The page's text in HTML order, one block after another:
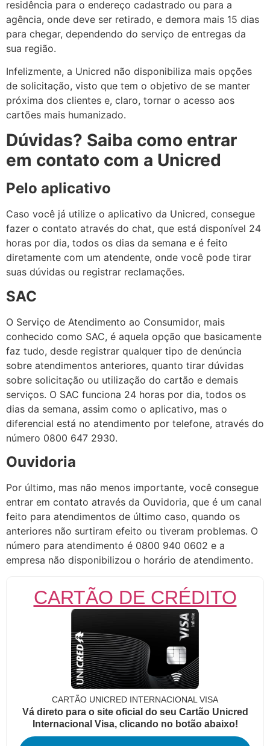
residência para o endereço cadastrado ou para a
agência, onde deve ser retirado, e demora mais 15 dias
para chegar, dependendo do serviço de entregas da
sua região.
Infelizmente, a Unicred não disponibiliza mais opções
de solicitação, visto que tem o objetivo de se manter
próxima dos clientes e, claro, tornar o acesso aos
cartões mais humanizado.
Dúvidas? Saiba como entrar
em contato com a Unicred
Pelo aplicativo
Caso você já utilize o aplicativo da Unicred, consegue
fazer o contato através do chat, que está disponível 24
horas por dia, todos os dias da semana e é feito
diretamente com um atendente, onde você pode tirar
suas dúvidas ou registrar reclamações.
SAC
O Serviço de Atendimento ao Consumidor, mais
conhecido como SAC, é aquela opção que basicamente
faz tudo, desde registrar qualquer tipo de denúncia
sobre atendimentos anteriores, quanto tirar dúvidas
sobre solicitação ou utilização do cartão e demais
serviços. O SAC funciona 24 horas por dia, todos os
dias da semana, assim como o aplicativo, mas o
diferencial está no atendimento por telefone, através do
número 0800 647 2930.
Ouvidoria
Por último, mas não menos importante, você consegue
entrar em contato através da Ouvidoria, que é um canal
feito para atendimentos de último caso, quando os
anteriores não surtiram efeito ou tiveram problemas. O
número para atendimento é 0800 940 0602 e a
empresa não disponibilizou o horário de atendimento.
CARTÃO DE CRÉDITO
CARTÃO UNICRED INTERNACIONAL VISA
Vá direto para o site oficial do seu Cartão Unicred
Internacional Visa, clicando no botão abaixo!